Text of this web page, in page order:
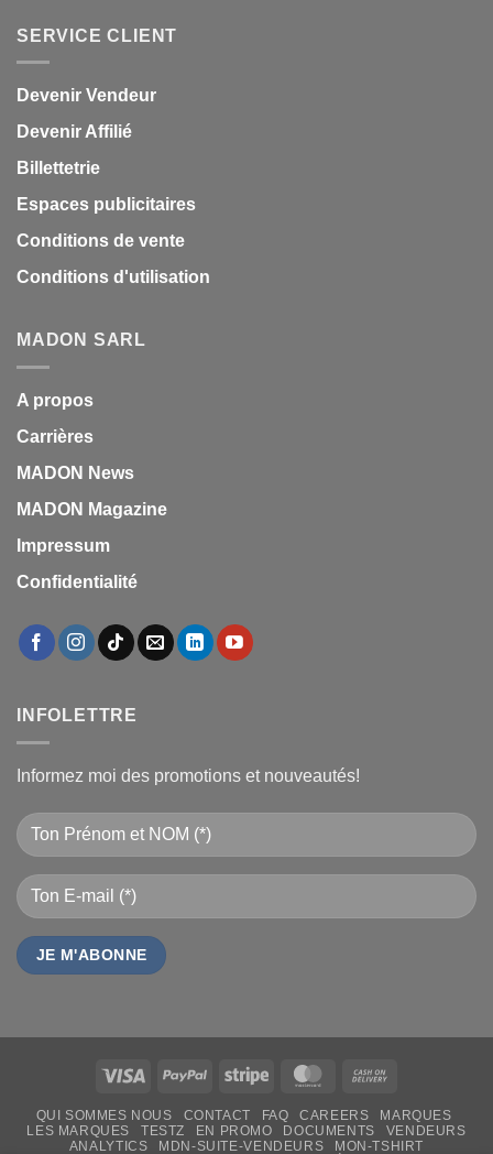
SERVICE CLIENT
Devenir Vendeur
Devenir Affilié
Billettetrie
Espaces publicitaires
Conditions de vente
Conditions d'utilisation
MADON SARL
A propos
Carrières
MADON News
MADON Magazine
Impressum
Confidentialité
INFOLETTRE
Informez moi des promotions et nouveautés!
Visa PayPal Stripe MasterCard
Delivery
QUI SOMMES NOUS CONTACT FAQ CAREERS
MARQUES
LES MARQUES
TESTZ EN PROMO DOCUMENTS
VENDEURS
ANALYTICS
MDN-SUITE-VENDEURS
MON-TSHIRT